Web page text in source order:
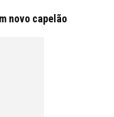
novo capelão